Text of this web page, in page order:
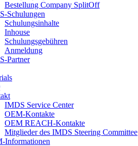
Bestellung Company SplitOff
Schulungen
Schulungsinhalte
Inhouse
Schulungsgebühren
Anmeldung
Partner
IMDS Service Center
OEM-Kontakte
OEM REACH-Kontakte
Mitglieder des IMDS Steering Committee
Informationen